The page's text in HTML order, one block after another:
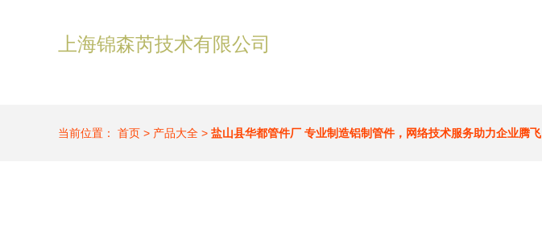
上海锦森芮技术有限公司
当前位置： 首页 > 产品大全 > 盐山县华都管件厂 专业制造铝制管件，网络技术服务助力企业腾飞